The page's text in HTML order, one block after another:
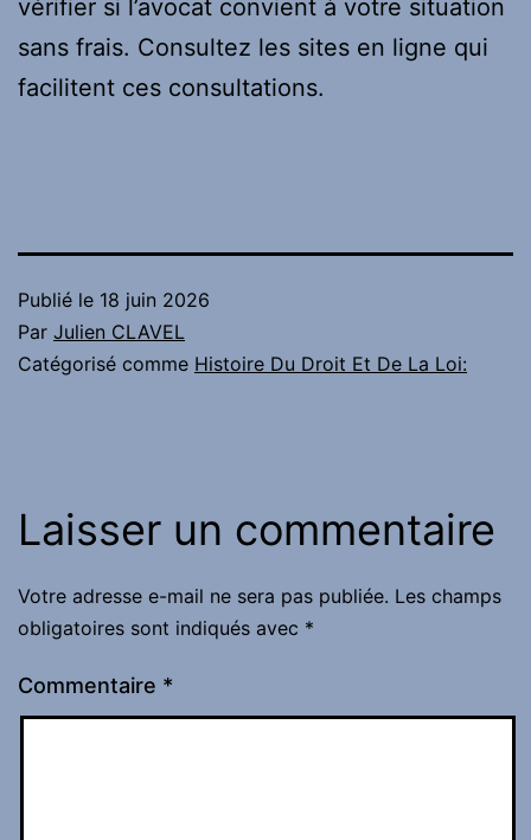
vérifier si l’avocat convient à votre situation
sans frais. Consultez les sites en ligne qui
facilitent ces consultations.
Publié le 18 juin 2026
Par Julien CLAVEL
Catégorisé comme Histoire Du Droit Et De La Loi:
Laisser un commentaire
Votre adresse e-mail ne sera pas publiée. Les champs
obligatoires sont indiqués avec *
Commentaire *